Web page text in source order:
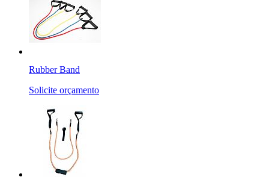
Rubber Band
Solicite orçamento